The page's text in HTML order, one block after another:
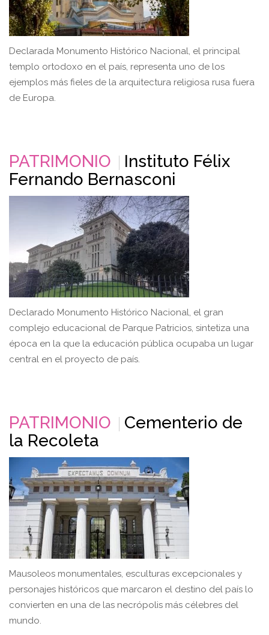
Declarada Monumento Histórico Nacional, el principal
templo ortodoxo en el país, representa uno de los
ejemplos más fieles de la arquitectura religiosa rusa fuera
de Europa.
PATRIMONIO
Instituto Félix
Fernando Bernasconi
Declarado Monumento Histórico Nacional, el gran
complejo educacional de Parque Patricios, sintetiza una
época en la que la educación pública ocupaba un lugar
central en el proyecto de país.
PATRIMONIO
Cementerio de
la Recoleta
Mausoleos monumentales, esculturas excepcionales y
personajes históricos que marcaron el destino del país lo
convierten en una de las necrópolis más célebres del
mundo.